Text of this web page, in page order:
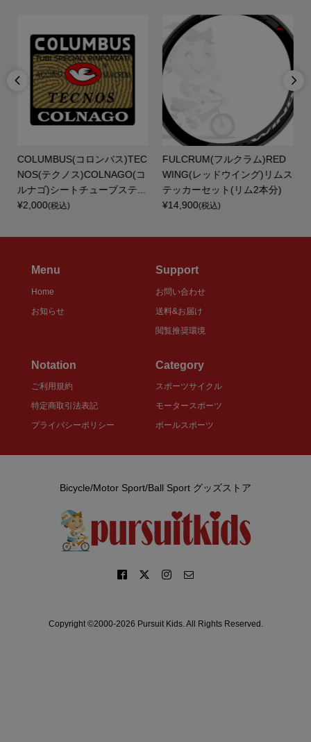

COLUMBUS(コロンバス)TEC
NOS(テクノス)COLNAGO(コ
ルナゴ)シートチューブステ...
¥2,000(税込)
FULCRUM(フルクラム)RED
WING(レッドウイング)リムス
テッカーセット(リム2本分)
¥14,900(税込)

Menu
Home
お知らせ
Support
お問い合わせ
送料&お届け
閲覧推奨環境
Notation
ご利用規約
特定商取引法表記
プライバシーポリシー
Category
スポーツサイクル
モータースポーツ
ボールスポーツ
Bicycle/Motor Sport/Ball Sport グッズストア
Copyright ©2000-2026 Pursuit Kids. All Rights Reserved.